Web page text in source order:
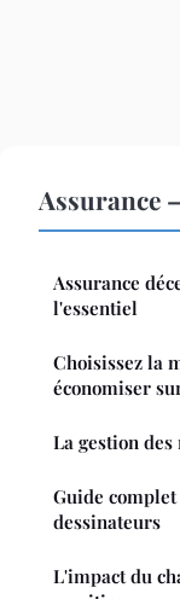
Assurance
Assurance
l'essentiel
Choisissez la
économiser
La gestion
Guide
dessinateurs
L'impact du